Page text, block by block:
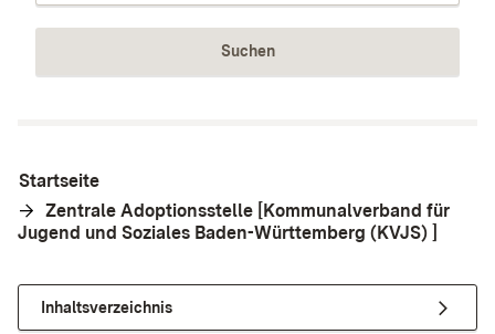
Suchen
Startseite
Zentrale Adoptionsstelle [Kommunalverband für
Jugend und Soziales Baden-Württemberg (KVJS) ]
Inhaltsverzeichnis